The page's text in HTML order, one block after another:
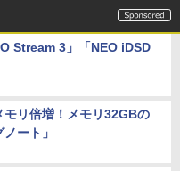
Stream 3」「NEO iDSD
モリ倍増！メモリ32GBの
ート」